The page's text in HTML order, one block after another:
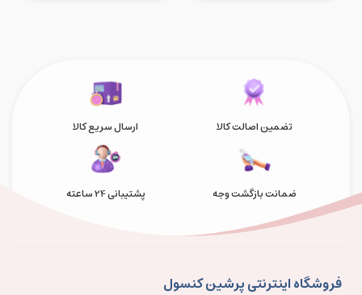
تضمین اصالت کالا ارسال سریع کالا
ضمانت بازگشت وجه پشتیبانی 24 ساعته
فروشگاه اینترنتی پرشین کنسول